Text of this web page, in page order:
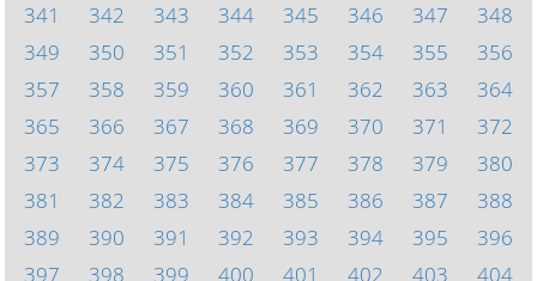
341
342 343 344 345 346 347
348
349
350 351 352 353 354 355
356
357
358 359 360 361 362 363
364
365
366 367 368 369 370 371
372
373
374 375 376 377 378 379
380
381
382 383 384 385 386 387
388
389
390 391 392 393 394 395
396
397
398 399 400 401 402 403 404